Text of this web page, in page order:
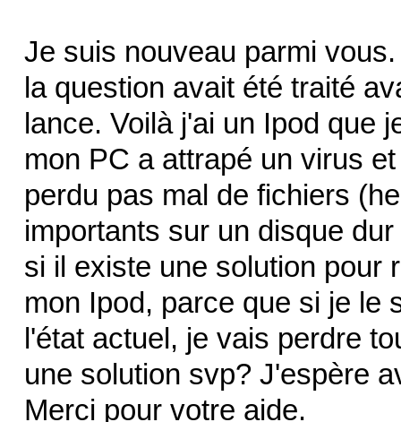
Je suis nouveau parmi
la question avait été traité
lance. Voilà j'ai un Ipod que
mon PC a attrapé un virus
perdu pas mal de fichiers
importants sur un disque
si il existe une solution pour
mon Ipod, parce que si je le
l'état actuel, je vais perdre
une solution svp? J'espère
Merci pour votre aide.